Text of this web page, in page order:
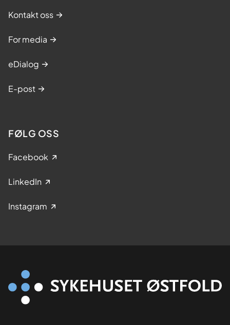
Kontakt oss
For media
eDialog
E-post
FØLG OSS
Facebook
LinkedIn
Instagram